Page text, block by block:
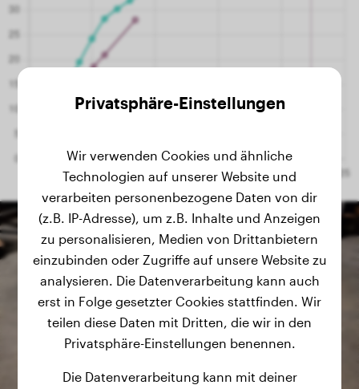
Privatsphäre-Einstellungen
Wir verwenden Cookies und ähnliche
Technologien auf unserer Website und
verarbeiten personenbezogene Daten von dir
(z.B. IP-Adresse), um z.B. Inhalte und Anzeigen
zu personalisieren, Medien von Drittanbietern
einzubinden oder Zugriffe auf unsere Website zu
analysieren. Die Datenverarbeitung kann auch
erst in Folge gesetzter Cookies stattfinden. Wir
teilen diese Daten mit Dritten, die wir in den
Privatsphäre-Einstellungen benennen.
Die Datenverarbeitung kann mit deiner